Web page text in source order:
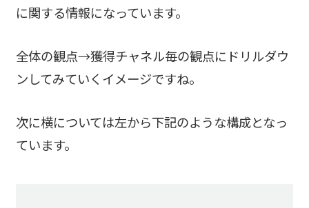
に関する情報になっています。
全体の観点→獲得チャネル毎の観点にドリルダウ
ンしてみていくイメージですね。
次に横については左から下記のような構成となっ
ています。